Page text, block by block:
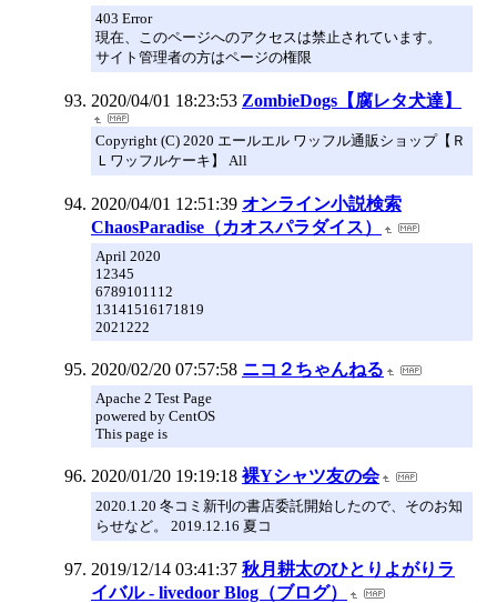
403 Error
現在、このページへのアクセスは禁止されています。
サイト管理者の方はページの権限
2020/04/01 18:23:53 ZombieDogs【腐レタ犬達】
Copyright (C) 2020 エールエル ワッフル通販ショップ【Ｒ
Ｌワッフルケーキ】 All
2020/04/01 12:51:39 オンライン小説検索
ChaosParadise（カオスパラダイス）
April 2020
12345
6789101112
13141516171819
2021222
2020/02/20 07:57:58 ニコ２ちゃんねる
Apache 2 Test Page
powered by CentOS
This page is
2020/01/20 19:19:18 裸Yシャツ友の会
2020.1.20 冬コミ新刊の書店委託開始したので、そのお知
らせなど。 2019.12.16 夏コ
2019/12/14 03:41:37 秋月耕太のひとりよがりラ
イバル - livedoor Blog（ブログ）